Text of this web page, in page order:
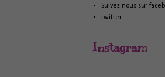
Suivez nous sur
twitter
Instagram